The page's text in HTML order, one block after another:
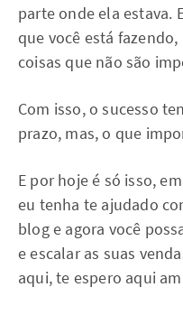
parte onde ela estava.
que você está
coisas que não são
Com isso, o sucesso
prazo, mas, o que
E por hoje é só isso,
eu tenha te ajudado
blog e agora você
e escalar as suas
aqui, te espero aqui